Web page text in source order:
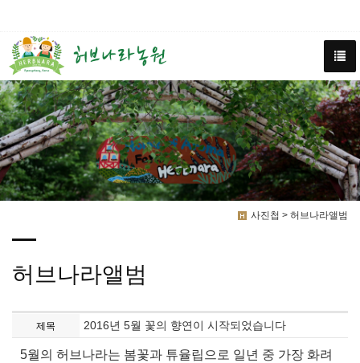
사진첩 > 허브나라앨범
허브나라앨범
제목 2016년 5월 꽃의 향연이 시작되었습니다
5월의 허브나라는 봄꽃과 튜율립으로 일년 중 가장 화려